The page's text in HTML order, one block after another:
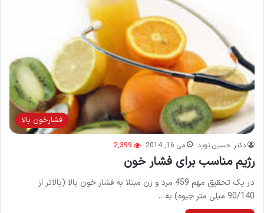
فشارخون بالا
دکتر حسین نوید می 16, 2014 2,399
رژیم مناسب برای فشار خون
در یک تحقیق مهم 459 مرد و زن مبتلا به فشار خون بالا (بالاتر از
90/140 میلی متر جیوه) به…